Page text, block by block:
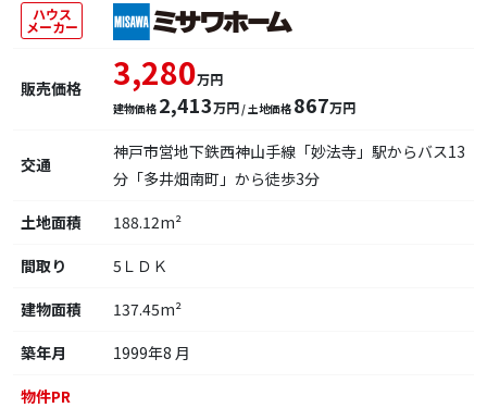
ハウス
メーカー
販売価格 3,280万円
建物価格 2,413万円 / 土地価格 867万円
交通
神戸市営地下鉄西神山手線「妙法寺」駅からバス13
分「多井畑南町」から徒歩3分
土地面積
188.12m²
間取り
5ＬＤＫ
建物面積
137.45m²
築年月
1999年8 月
物件PR